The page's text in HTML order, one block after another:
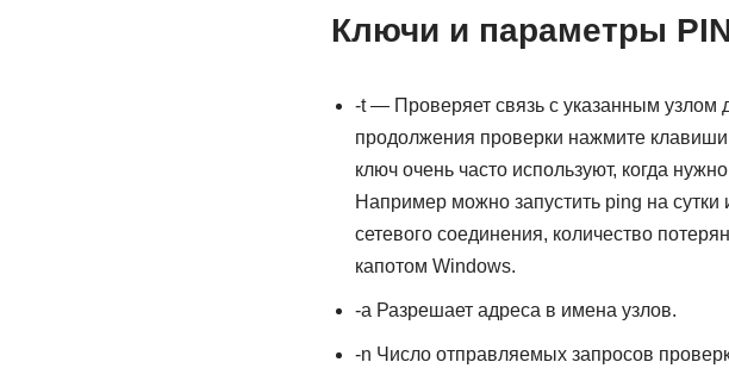
Ключи и параметры
-t — Проверяет связь с указанным узлом
продолжения проверки нажмите
ключ очень часто используют, когда
Например можно запустить ping на сутки
сетевого соединения, количество
капотом Windows.
-a Разрешает адреса в имена узлов.
-n Число отправляемых запросов